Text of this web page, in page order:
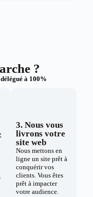
?
à 100%
3. Nous vous
livrons votre
site web
Nous mettons en
ligne un site prêt à
conquérir vos
clients. Vous êtes
prêt à impacter
votre audience.